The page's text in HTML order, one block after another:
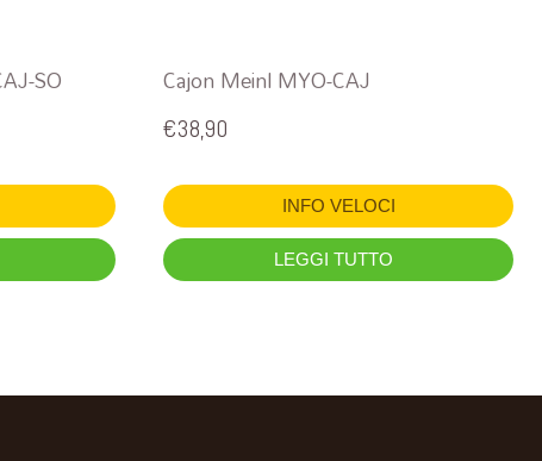
SO Cajon Meinl MYO-CAJ
€38,90
INFO VELOCI
LEGGI TUTTO